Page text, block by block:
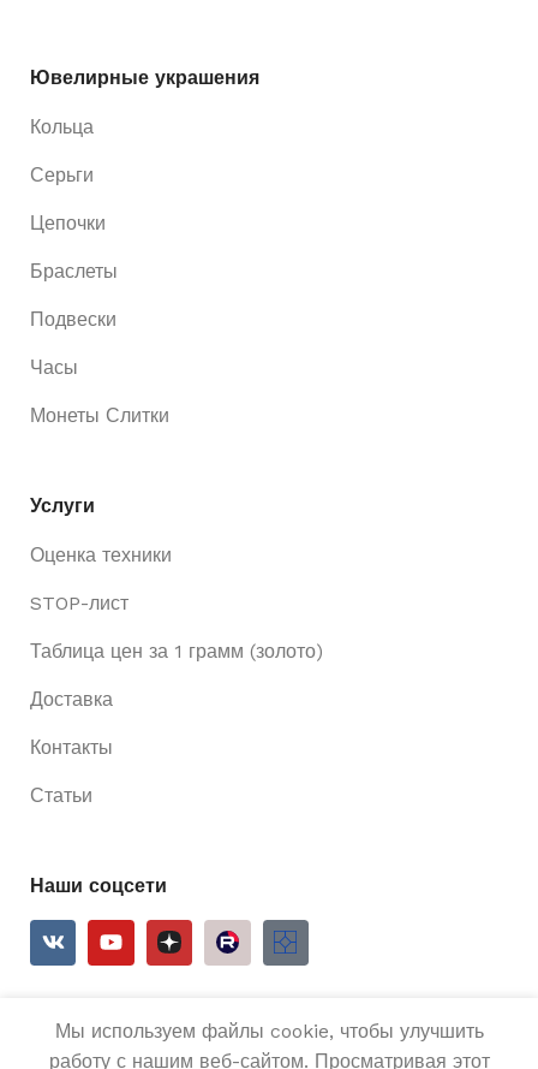
Ювелирные украшения
Кольца
Серьги
Цепочки
Браслеты
Подвески
Часы
Монеты Слитки
Услуги
Оценка техники
STOP-лист
Таблица цен за 1 грамм (золото)
Доставка
Контакты
Статьи
Наши соцсети
Ривьера 24 Все права защищены.
Мы используем файлы cookie, чтобы улучшить
работу с нашим веб-сайтом. Просматривая этот